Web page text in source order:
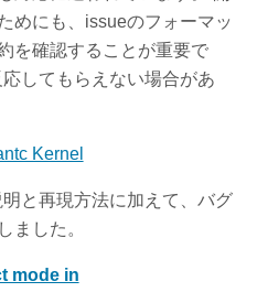
めにも、issueのフォーマッ
を確認することが重要で
してもらえない場合があ
Kernel
と再現方法に加えて、バグ
ました。
mode in